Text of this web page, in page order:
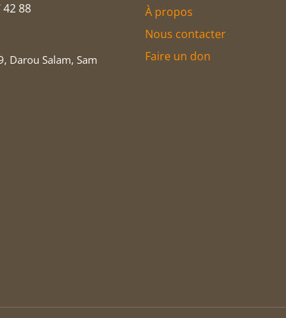
42 88
Darou Salam, Sam
À propos
Nous contacter
Faire un don